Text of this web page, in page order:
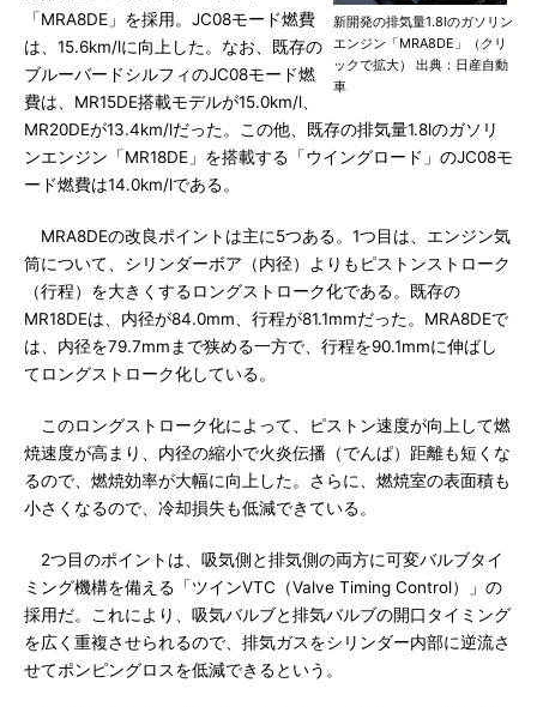
新開発の排気量1.8lのガソリン
エンジン「MRA8DE」（クリ
ックで拡大） 出典：日産自動
車
「MRA8DE」を採用。JC08モード燃費
は、15.6km/lに向上した。なお、既存の
ブルーバードシルフィのJC08モード燃
費は、MR15DE搭載モデルが15.0km/l、
MR20DEが13.4km/lだった。この他、既存の排気量1.8lのガソリ
ンエンジン「MR18DE」を搭載する「ウイングロード」のJC08モ
ード燃費は14.0km/lである。
MRA8DEの改良ポイントは主に5つある。1つ目は、エンジン気
筒について、シリンダーボア（内径）よりもピストンストローク
（行程）を大きくするロングストローク化である。既存の
MR18DEは、内径が84.0mm、行程が81.1mmだった。MRA8DEで
は、内径を79.7mmまで狭める一方で、行程を90.1mmに伸ばし
てロングストローク化している。
このロングストローク化によって、ピストン速度が向上して燃
焼速度が高まり、内径の縮小で火炎伝播（でんぱ）距離も短くな
るので、燃焼効率が大幅に向上した。さらに、燃焼室の表面積も
小さくなるので、冷却損失も低減できている。
2つ目のポイントは、吸気側と排気側の両方に可変バルブタイ
ミング機構を備える「ツインVTC（Valve Timing Control）」の
採用だ。これにより、吸気バルブと排気バルブの開口タイミング
を広く重複させられるので、排気ガスをシリンダー内部に逆流さ
せてポンピングロスを低減できるという。